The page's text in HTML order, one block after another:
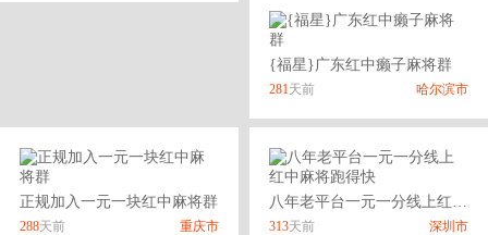
{福星}广东红中癞子麻将群
281天前 哈尔滨市
正规加入一元一块红中麻将群
288天前 重庆市 313天前 深圳市